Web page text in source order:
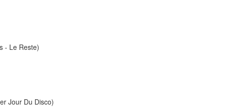
- Le Reste)
Jour Du Disco)